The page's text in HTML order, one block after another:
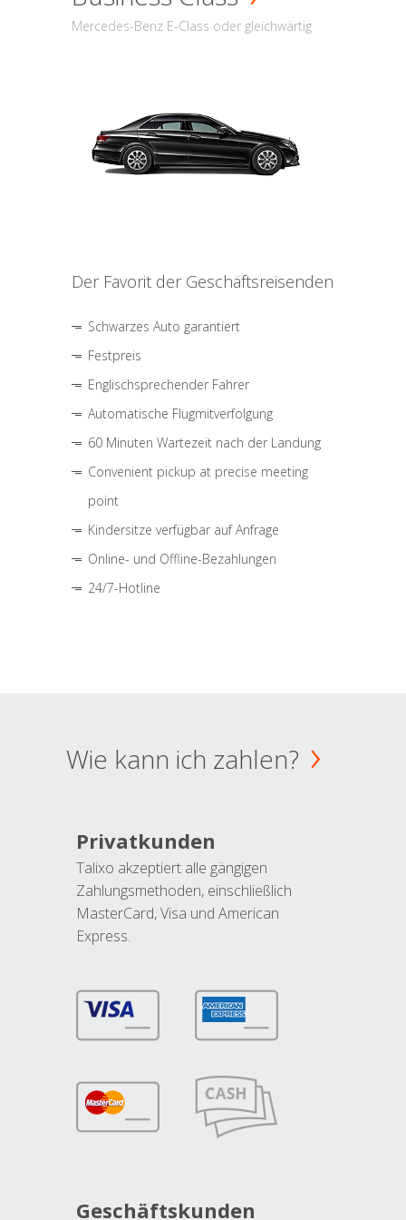
Mercedes-Benz E-Class oder gleichwärtig
Der Favorit der Geschäftsreisenden
Schwarzes Auto garantiert
Festpreis
Englischsprechender Fahrer
Automatische Flugmitverfolgung
60 Minuten Wartezeit nach der Landung
Convenient pickup at precise meeting
point
Kindersitze verfügbar auf Anfrage
Online- und Offline-Bezahlungen
24/7-Hotline
Wie kann ich zahlen?
Privatkunden
Talixo akzeptiert alle gängigen
Zahlungsmethoden, einschließlich
MasterCard, Visa und American
Express.
Geschäftskunden